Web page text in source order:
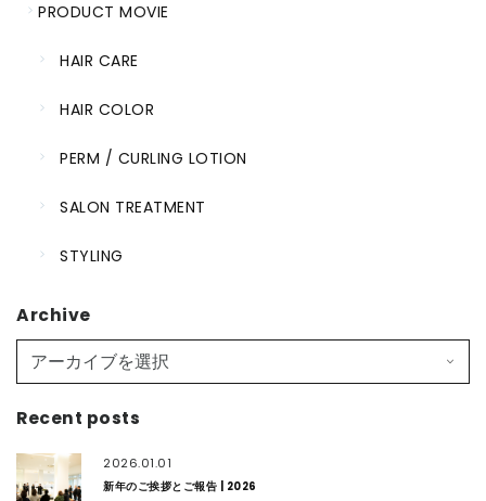
PRODUCT MOVIE
HAIR CARE
HAIR COLOR
PERM / CURLING LOTION
SALON TREATMENT
STYLING
Archive
Recent posts
2026.01.01
新年のご挨拶とご報告 | 2026